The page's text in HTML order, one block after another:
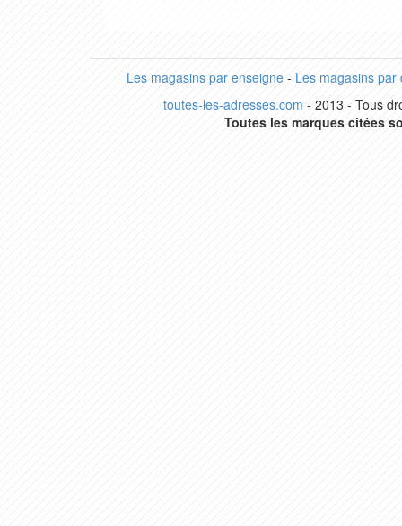
Les magasins par enseigne- Les magasins par
toutes-les-adresses.com - 2013 - Tous
Toutes les marques citées